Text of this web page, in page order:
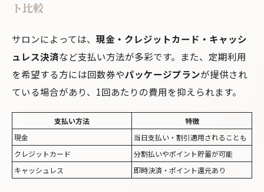
ト比較
サロンによっては、 現金・クレジットカード・キャッシ
ュレス決済など支払い方法が多彩です。また、定期利用
を希望する方には回数券やパッケージプランが提供され
ている場合があり、1回あたりの費用を抑えられます。
支払い方法
特徴
現金
当日支払い・割引適用されることも
クレジットカード
分割払いやポイント貯蓄が可能
キャッシュレス
即時決済・ポイント還元あり